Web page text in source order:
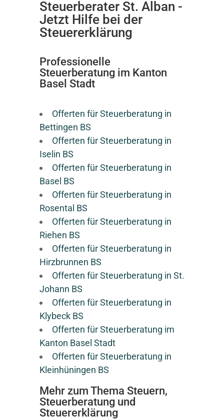
Steuerberater St. Alban -
Jetzt Hilfe bei der
Steuererklärung
Professionelle
Steuerberatung im Kanton
Basel Stadt
Offerten für Steuerberatung in
Bettingen BS
Offerten für Steuerberatung in
Iselin BS
Offerten für Steuerberatung in
Basel BS
Offerten für Steuerberatung in
Rosental BS
Offerten für Steuerberatung in
Riehen BS
Offerten für Steuerberatung in
Hirzbrunnen BS
Offerten für Steuerberatung in St.
Johann BS
Offerten für Steuerberatung in
Klybeck BS
Offerten für Steuerberatung im
Kanton Basel Stadt
Offerten für Steuerberatung in
Kleinhüningen BS
Mehr zum Thema Steuern,
Steuerberatung und
Steuererklärung